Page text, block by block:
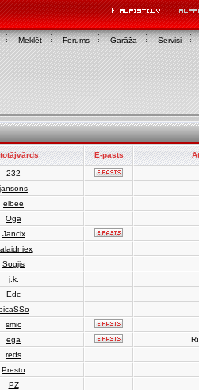
Meklēt Forums Garāža Servisi
E-pasts
232
jansons
elbee
Oga
Jancix
Sogjis
j.k.
Edc
smic
ega
reds
Presto
PZ